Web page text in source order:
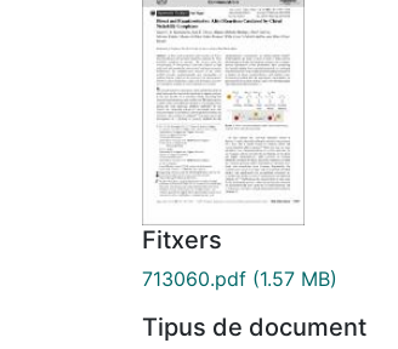
Fitxers
713060.pdf (1.57 MB)
Tipus de document